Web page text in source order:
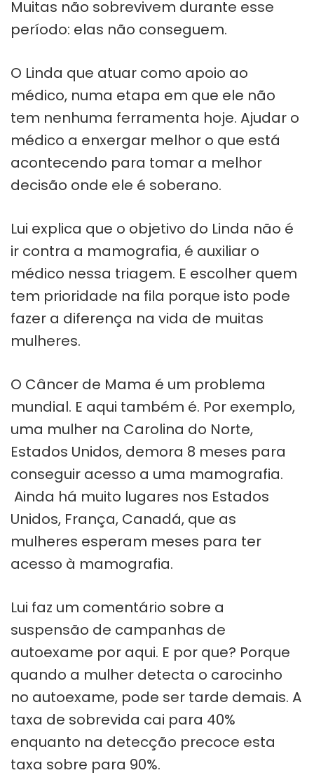
Muitas não sobrevivem durante esse
período: elas não conseguem.
O Linda que atuar como apoio ao
médico, numa etapa em que ele não
tem nenhuma ferramenta hoje. Ajudar o
médico a enxergar melhor o que está
acontecendo para tomar a melhor
decisão onde ele é soberano.
Lui explica que o objetivo do Linda não é
ir contra a mamografia, é auxiliar o
médico nessa triagem. E escolher quem
tem prioridade na fila porque isto pode
fazer a diferença na vida de muitas
mulheres.
O Câncer de Mama é um problema
mundial. E aqui também é. Por exemplo,
uma mulher na Carolina do Norte,
Estados Unidos, demora 8 meses para
conseguir acesso a uma mamografia.
Ainda há muito lugares nos Estados
Unidos, França, Canadá, que as
mulheres esperam meses para ter
acesso à mamografia.
Lui faz um comentário sobre a
suspensão de campanhas de
autoexame por aqui. E por que? Porque
quando a mulher detecta o carocinho
no autoexame, pode ser tarde demais. A
taxa de sobrevida cai para 40%
enquanto na detecção precoce esta
taxa sobre para 90%.